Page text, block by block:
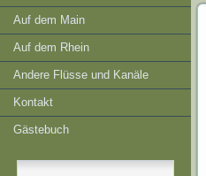
Auf dem Main
Auf dem Rhein
Andere Flüsse und Kanäle
Kontakt
Gästebuch